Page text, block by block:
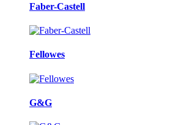
Faber-Castell
Fellowes
G&G